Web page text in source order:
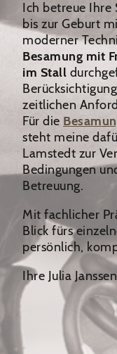
Ich betreue
bis zur Geburt
moderner
Besamung mit
im Stall
zeitlichen
Für die
steht meine
Lamstedt zur
Bedingungen
Betreuung.
Mit fachlicher
Blick fürs
persönlich,
Ihre Julia Janssen